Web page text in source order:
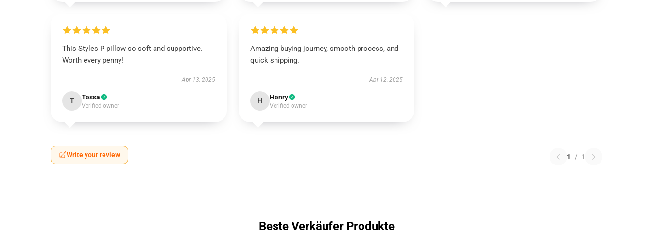
This Styles P pillow so soft and supportive.
Worth every penny!
Apr 13, 2025
T Tessa
Verified owner
Amazing buying journey, smooth process, and
quick shipping.
Apr 12, 2025
H Henry
Verified owner
Write your review 1 / 1
Beste Verkäufer Produkte